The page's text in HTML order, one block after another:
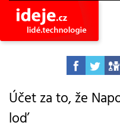
Účet za to, že
loď